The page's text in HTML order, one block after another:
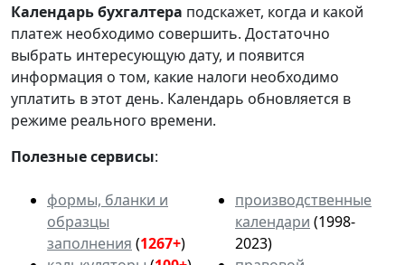
Календарьбухгалтера подскажет, когда и какой
платеж необходимо совершить. Достаточно
выбрать интересующую дату, и появится
информация о том, какие налоги необходимо
уплатить в этот день. Календарь обновляется в
режиме реального времени.
Полезные сервисы:
формы, бланки и
образцы
заполнения (1267+)
производственные
календари (1998-
2023)